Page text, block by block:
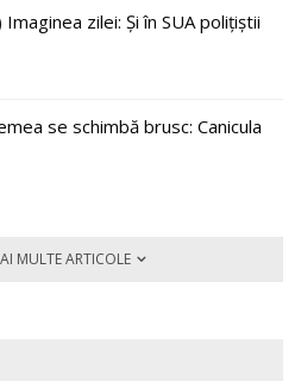
zilei: Și în SUA polițiștii
se schimbă brusc: Canicula
MULTE ARTICOLE